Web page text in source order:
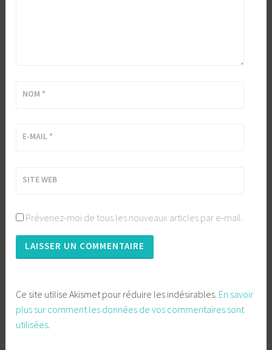
NOM *
E-MAIL *
SITE WEB
Prévenez-moi de tous les nouveaux articles par e-mail.
Ce site utilise Akismet pour réduire les indésirables. En savoir
plus sur comment les données de vos commentaires sont
utilisées